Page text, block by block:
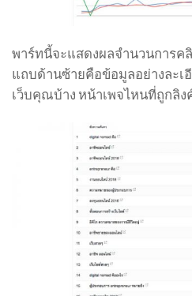
พาร์ทนี้จะแสดงผลจำนวนการค
แถบด้านซ้ายคือข้อมูลอย่างละเ
เว็บคุณบ้าง หน้าเพจไหนที่ถูกลิง